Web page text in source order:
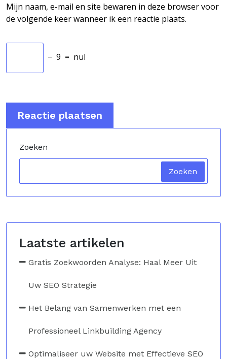
Mijn naam, e-mail en site bewaren in deze browser voor
de volgende keer wanneer ik een reactie plaats.
− 9 = nul
Zoeken
Zoeken
Laatste artikelen
Gratis Zoekwoorden Analyse: Haal Meer Uit
Uw SEO Strategie
Het Belang van Samenwerken met een
Professioneel Linkbuilding Agency
Optimaliseer uw Website met Effectieve SEO